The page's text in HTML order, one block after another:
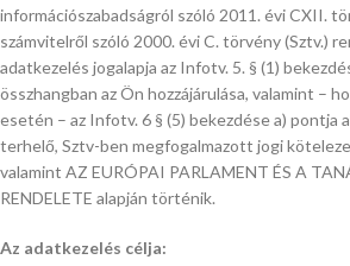
információszabadságról szóló 2011. évi CXII.
számvitelről szóló 2000. évi C. törvény (Sztv.)
adatkezelés jogalapja az Infotv. 5. § (1)
összhangban az Ön hozzájárulása, valamint –
esetén – az Infotv. 6 § (5) bekezdése a) pontja
terhelő, Sztv-ben megfogalmazott jogi
valamint AZ EURÓPAI PARLAMENT ÉS A
RENDELETE alapján történik.
Az adatkezelés célja: